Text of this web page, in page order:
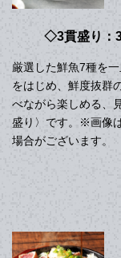
◇3貫盛り：
厳選した鮮魚7種を
をはじめ、鮮度抜群
べながら楽しめる、
盛り〉です。※画像
場合がございます。